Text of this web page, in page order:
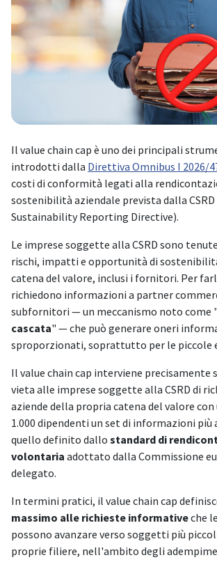
Il value chain cap è uno dei principali
introdotti dalla Direttiva Omnibus I 2026/
costi di conformità legati alla
sostenibilità aziendale prevista dalla
Sustainability Reporting Directive).
Le imprese soggette alla CSRD sono
rischi, impatti e opportunità di
catena del valore, inclusi i fornitori. Per
richiedono informazioni a partner
subfornitori — un meccanismo noto come "
cascata" — che può generare oneri
sproporzionati, soprattutto per le piccole
Il value chain cap interviene precisamente
vieta alle imprese soggette alla CSRD di
aziende della propria catena del valore con
1.000 dipendenti un set di informazioni
quello definito dallo standard di
volontaria adottato dalla Commissione
delegato.
In termini pratici, il value chain cap
massimo alle richieste informativeche
possono avanzare verso soggetti più
proprie filiere, nell'ambito degli